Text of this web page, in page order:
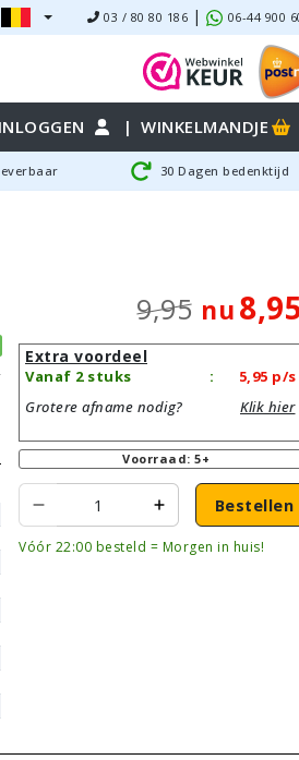
03 / 80 80 186 | 06-44 900
INLOGGEN | WINKELMANDJE
30 Dagen bedenktijd
9,95 nu
Extra voordeel
Vanaf 2 stuks : 5,95 p/s
Grotere afname nodig?
Klik hier
Voorraad: 5+
Bestellen
Vóór 22:00 besteld = Morgen in huis!